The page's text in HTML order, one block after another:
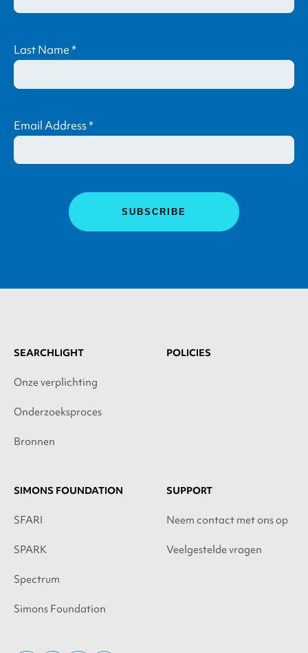
Last Name*
Email Address*
SEARCHLIGHT
Onze verplichting
Onderzoeksproces
Bronnen
POLICIES
SIMONS FOUNDATION
SFARI
SPARK
Spectrum
Simons Foundation
SUPPORT
Neem contact met ons op
Veelgestelde vragen